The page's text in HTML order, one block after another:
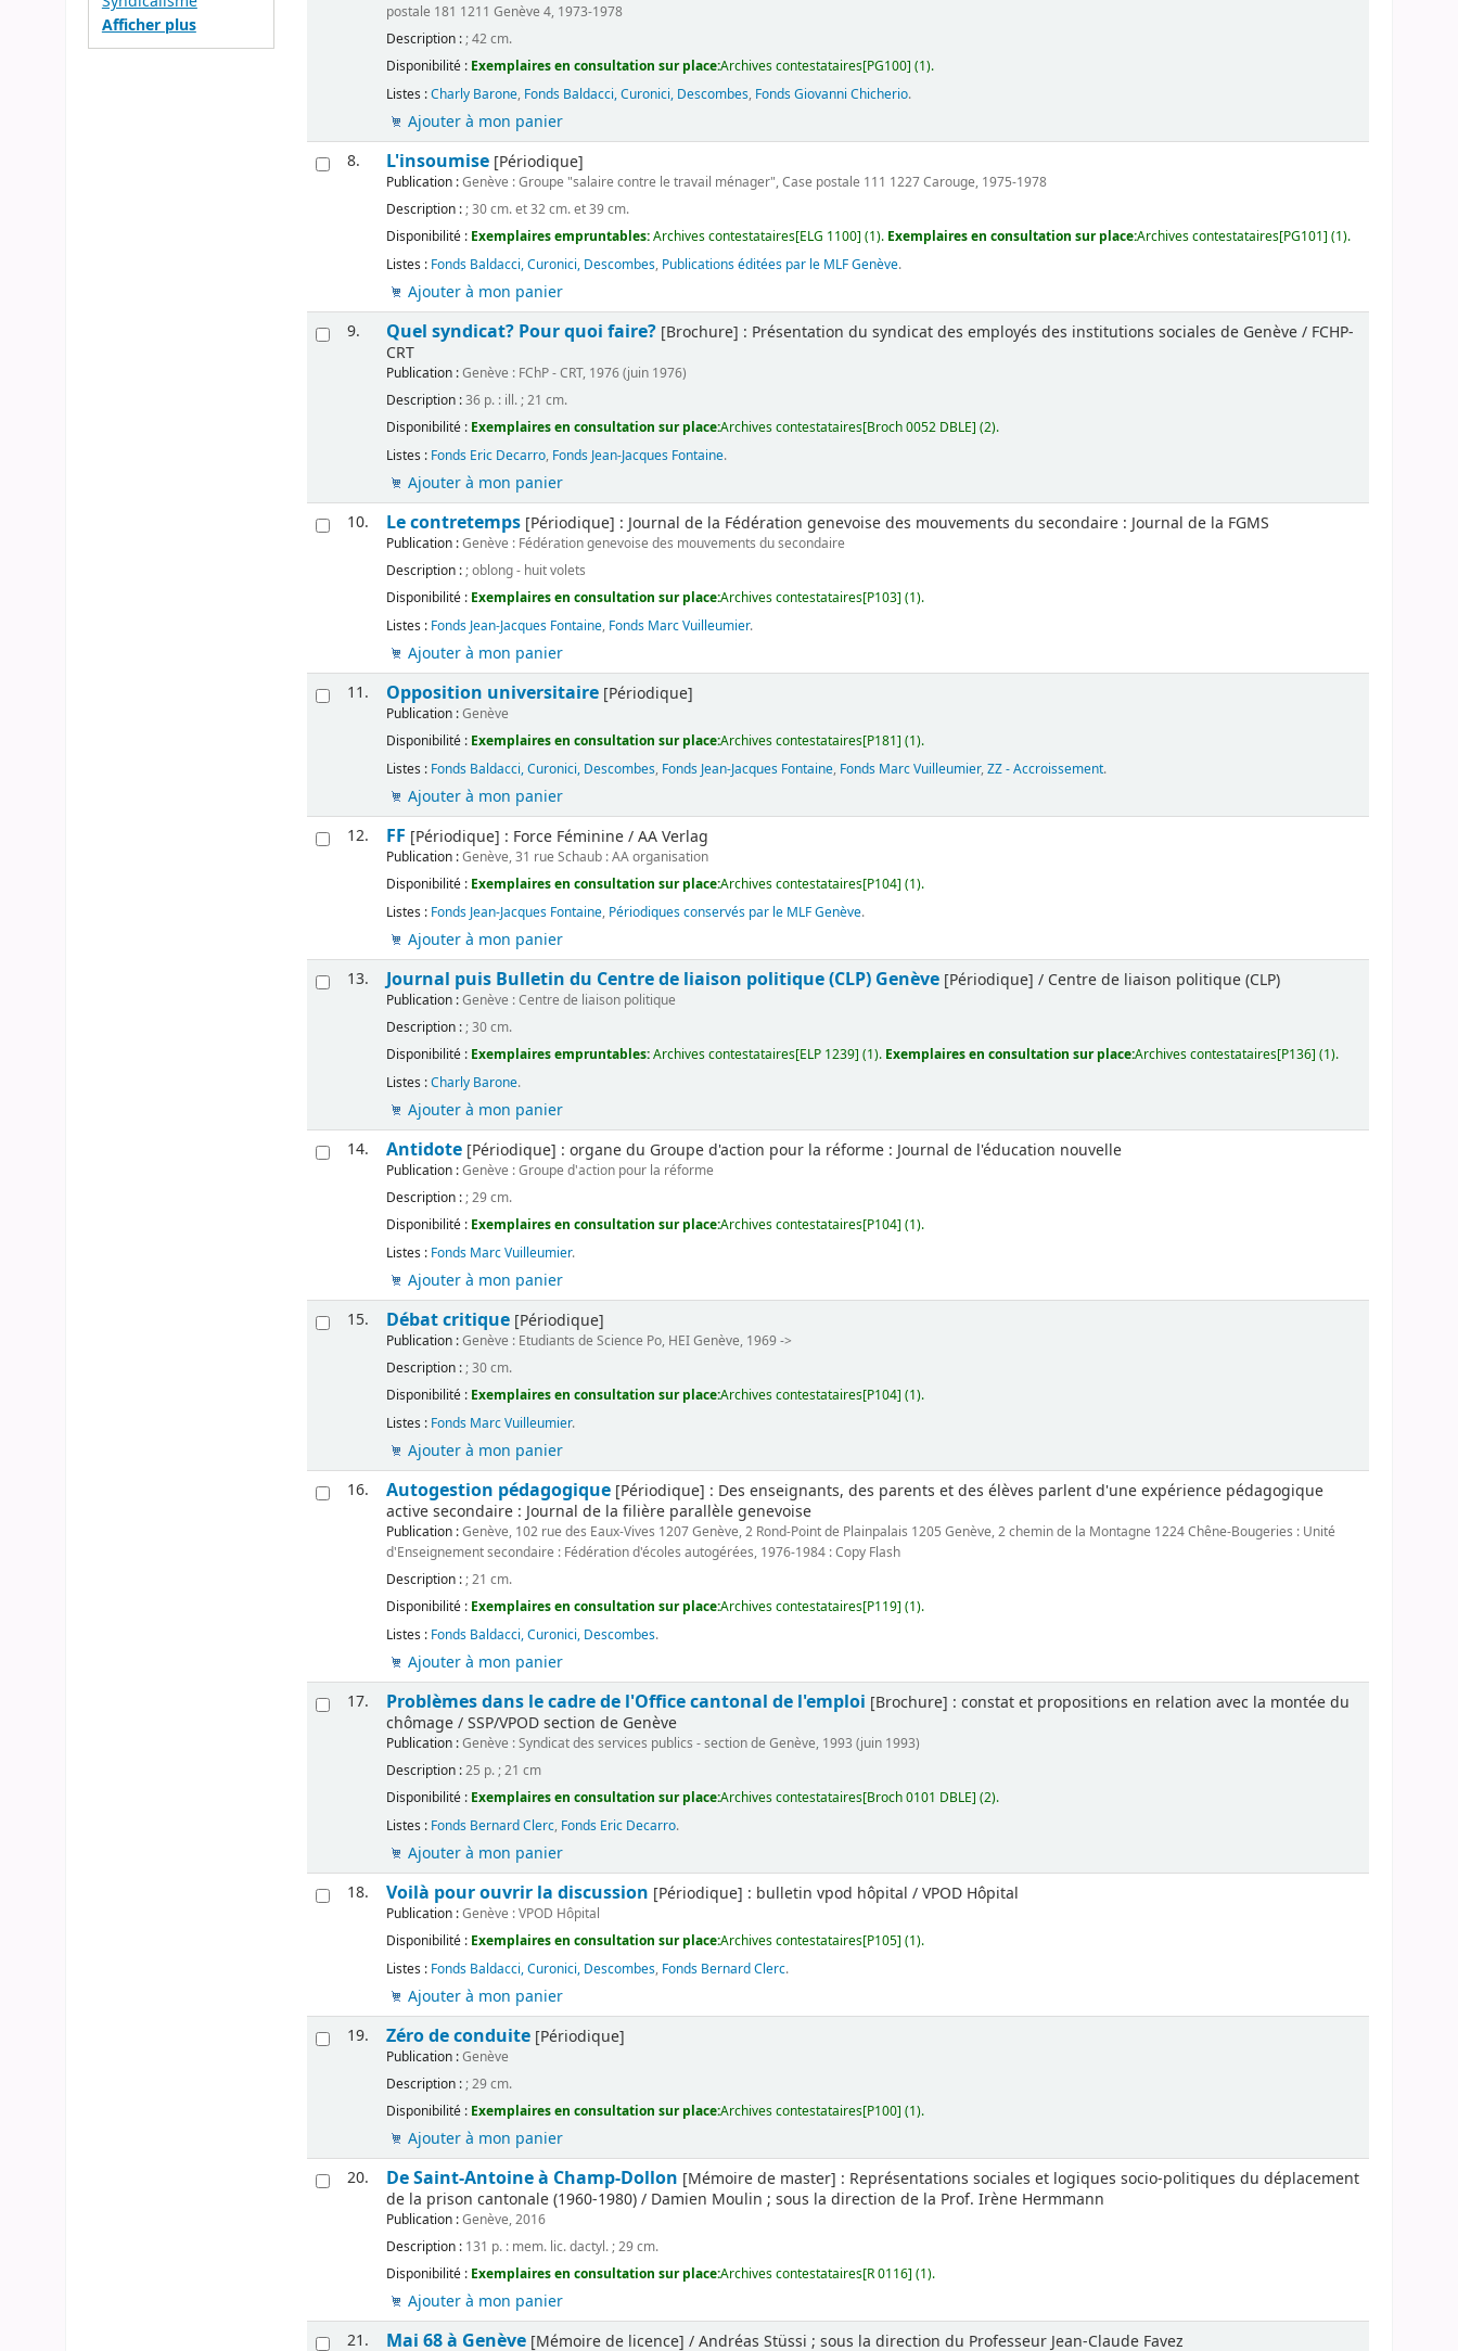
Afficher plus
postale 181 1211 Genève 4, 1973-1978
Description :; 42 cm.
Disponibilité : Exemplaires en consultation sur place:Archives contestataires[PG100] (1).
Listes :Charly Barone, Fonds Baldacci, Curonici, Descombes, Fonds Giovanni Chicherio.
Ajouter à mon panier
8.
L'insoumise [Périodique]
Publication :Genève : Groupe "salaire contre le travail ménager", Case postale 111 1227 Carouge, 1975-1978
Description :; 30 cm. et 32 cm. et 39 cm.
Disponibilité : Exemplaires empruntables:Archives contestataires[ELG 1100] (1). Exemplaires en consultation sur place:Archives contestataires[PG101] (1).
Listes : Fonds Baldacci, Curonici, Descombes, Publications éditées par le MLF Genève.
Ajouter à mon panier
9.
Quel syndicat? Pour quoi faire? [Brochure] : Présentation du syndicat des employés des institutions sociales de Genève / FCHP-
CRT
Publication :Genève : FChP - CRT, 1976 (juin 1976)
Description :36 p. : ill. ; 21 cm.
Disponibilité : Exemplaires en consultation sur place:Archives contestataires[Broch 0052 DBLE] (2).
Listes : Fonds Eric Decarro, Fonds Jean-Jacques Fontaine.
Ajouter à mon panier
10.
Le contretemps [Périodique] : Journal de la Fédération genevoise des mouvements du secondaire : Journal de la FGMS
Publication :Genève : Fédération genevoise des mouvements du secondaire
Description :; oblong - huit volets
Disponibilité : Exemplaires en consultation sur place:Archives contestataires[P103] (1).
Listes : Fonds Jean-Jacques Fontaine, Fonds Marc Vuilleumier.
Ajouter à mon panier
11.
Opposition universitaire [Périodique]
Publication :Genève
Disponibilité : Exemplaires en consultation sur place:Archives contestataires[P181] (1).
Listes : Fonds Baldacci, Curonici, Descombes, Fonds Jean-Jacques Fontaine, Fonds Marc Vuilleumier,ZZ - Accroissement.
Ajouter à mon panier
12.
FF [Périodique] : Force Féminine / AA Verlag
Publication :Genève, 31 rue Schaub : AA organisation
Disponibilité : Exemplaires en consultation sur place:Archives contestataires[P104] (1).
Listes : Fonds Jean-Jacques Fontaine, Périodiques conservés par le MLF Genève.
Ajouter à mon panier
13.
Journal puis Bulletin du Centre de liaison politique (CLP) Genève [Périodique] / Centre de liaison politique (CLP)
Publication :Genève : Centre de liaison politique
Description :; 30 cm.
Disponibilité : Exemplaires empruntables:Archives contestataires[ELP 1239] (1). Exemplaires en consultation sur place:Archives contestataires[P136] (1).
Listes :Charly Barone.
Ajouter à mon panier
14.
Antidote [Périodique] : organe du Groupe d'action pour la réforme : Journal de l'éducation nouvelle
Publication :Genève : Groupe d'action pour la réforme
Description :; 29 cm.
Disponibilité : Exemplaires en consultation sur place:Archives contestataires[P104] (1).
Listes : Fonds Marc Vuilleumier.
Ajouter à mon panier
15.
Débat critique [Périodique]
Publication :Genève : Etudiants de Science Po, HEI Genève, 1969 ->
Description :; 30 cm.
Disponibilité : Exemplaires en consultation sur place:Archives contestataires[P104] (1).
Listes : Fonds Marc Vuilleumier.
Ajouter à mon panier
16.
Autogestion pédagogique [Périodique] : Des enseignants, des parents et des élèves parlent d'une expérience pédagogique
active secondaire : Journal de la filière parallèle genevoise
Publication :Genève, 102 rue des Eaux-Vives 1207 Genève, 2 Rond-Point de Plainpalais 1205 Genève, 2 chemin de la Montagne 1224 Chêne-Bougeries : Unité
d'Enseignement secondaire : Fédération d'écoles autogérées, 1976-1984 : Copy Flash
Description :; 21 cm.
Disponibilité : Exemplaires en consultation sur place:Archives contestataires[P119] (1).
Listes : Fonds Baldacci, Curonici, Descombes.
Ajouter à mon panier
17.
Problèmes dans le cadre de l'Office cantonal de l'emploi [Brochure] : constat et propositions en relation avec la montée du
chômage / SSP/VPOD section de Genève
Publication :Genève : Syndicat des services publics - section de Genève, 1993 (juin 1993)
Description :25 p. ; 21 cm
Disponibilité : Exemplaires en consultation sur place:Archives contestataires[Broch 0101 DBLE] (2).
Listes : Fonds Bernard Clerc, Fonds Eric Decarro.
Ajouter à mon panier
18.
Voilà pour ouvrir la discussion [Périodique] : bulletin vpod hôpital / VPOD Hôpital
Publication :Genève : VPOD Hôpital
Disponibilité : Exemplaires en consultation sur place:Archives contestataires[P105] (1).
Listes : Fonds Baldacci, Curonici, Descombes, Fonds Bernard Clerc.
Ajouter à mon panier
19.
Zéro de conduite [Périodique]
Publication :Genève
Description :; 29 cm.
Disponibilité : Exemplaires en consultation sur place:Archives contestataires[P100] (1).
Ajouter à mon panier
20.
De Saint-Antoine à Champ-Dollon [Mémoire de master] : Représentations sociales et logiques socio-politiques du déplacement
de la prison cantonale (1960-1980) / Damien Moulin ; sous la direction de la Prof. Irène Hermmann
Publication :Genève, 2016
Description : 131 p. : mem. lic. dactyl. ; 29 cm.
Disponibilité : Exemplaires en consultation sur place:Archives contestataires[R 0116] (1).
Ajouter à mon panier
21.
Mai 68 à Genève [Mémoire de licence] / Andréas Stüssi ; sous la direction du Professeur Jean-Claude Favez